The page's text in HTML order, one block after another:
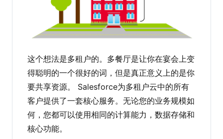
这个想法是多租户的。多餐厅是让你在宴会上变
得聪明的一个很好的词，但是真正意义上的是你
要共享资源。 Salesforce为多租户云中的所有
客户提供了一套核心服务。无论您的业务规模如
何，您都可以使用相同的计算能力，数据存储和
核心功能。